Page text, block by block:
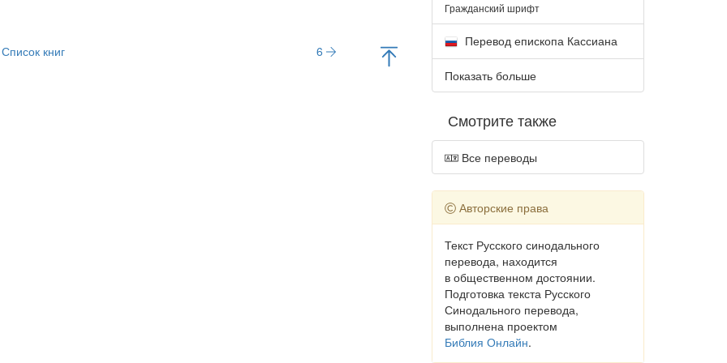
Список книг 6
Гражданский шрифт
Перевод епископа Кассиана
Показать больше
Смотрите также
Все переводы
Авторские права
Текст Русского синодального
перевода, находится
в общественном достоянии.
Подготовка текста Русского
Синодального перевода,
выполнена проектом
Библия Онлайн.